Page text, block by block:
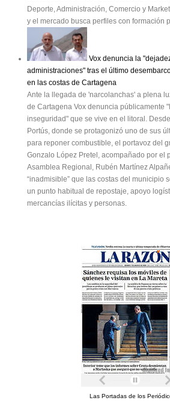
Deporte, Administración, Comercio y
y el mercado busca perfiles con formación
Vox denuncia la
administraciones" tras el último
en las costas de Cartagena
Ante la llegada de 'narcolanchas' a plena
de Cartagena Vox denuncia públicamente
inseguridad" que se vive en el litoral.
Portús, donde se protagonizó uno de sus
para reponer combustible, el portavoz del
Gonzalo López Pretel, acompañado por el
Asamblea Regional, Rubén Martínez
“inadmisible” que las costas del municipio
un punto habitual de repostaje, apoyo
mercancías ilícitas y personas.
Las Portadas de los